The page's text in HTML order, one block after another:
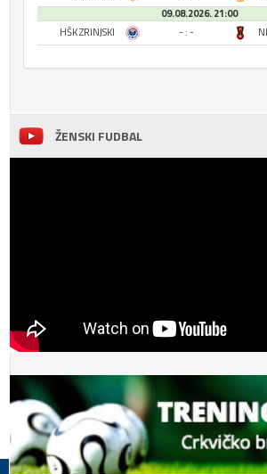
09.08.2026. 21:00
HŠK ZRINJSKI
- : -
ŽENSKI FUDBAL